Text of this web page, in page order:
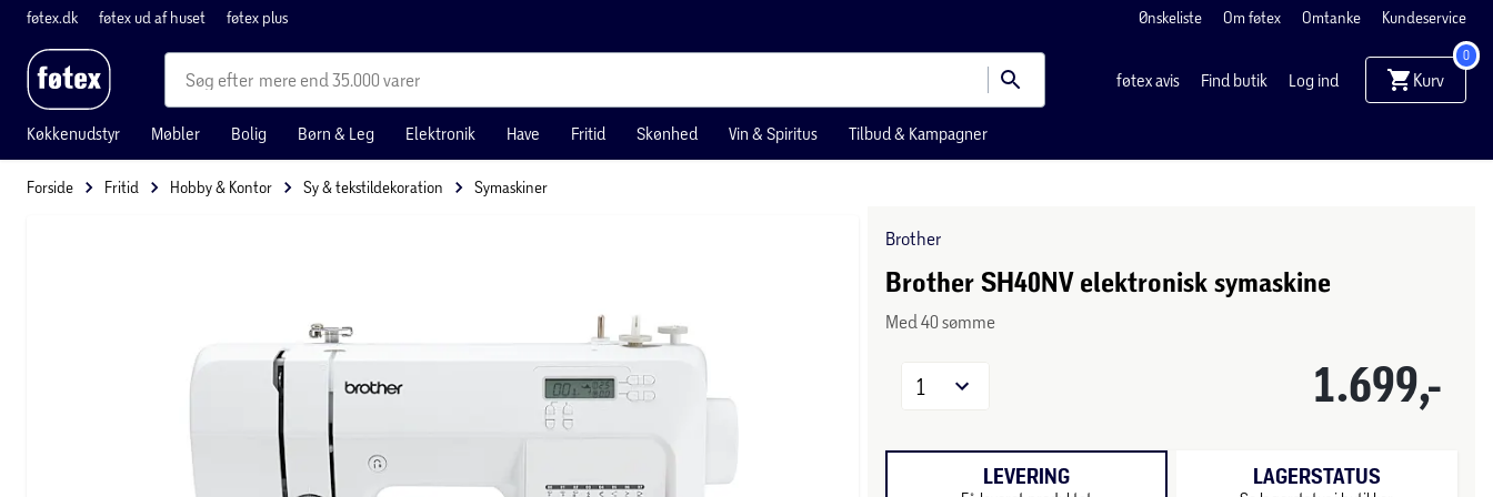
føtex.dk føtex ud af huset føtex plus Ønskeliste Om føtex Omtanke Kundeservice
mere end 35.000 varer føtex avis Find butik Log ind Kurv
0
Køkkenudstyr Møbler Bolig Børn & Leg Elektronik Have Fritid Skønhed Vin & Spiritus Tilbud & Kampagner
Forside Fritid Hobby & Kontor Sy & tekstildekoration Symaskiner
Brother
Brother SH40NV elektronisk symaskine
Med 40 sømme
1.699,-
1
LEVERING LAGERSTATUS